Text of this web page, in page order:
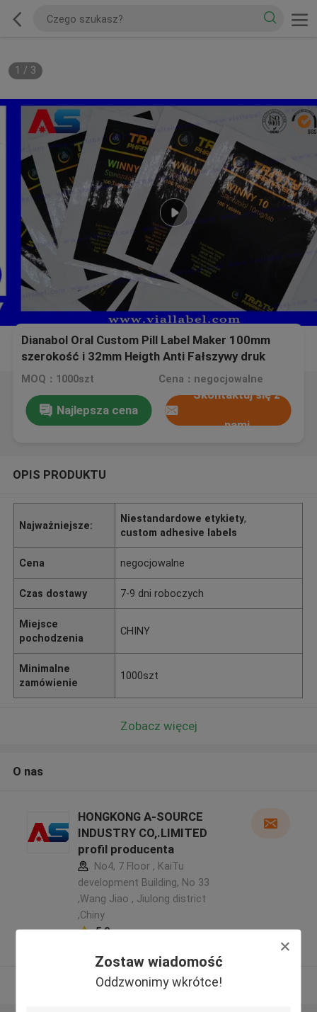
Zostaw wiadomość
Oddzwonimy wkrótce!
1 / 3
Dianabol Oral Custom Pill Label Maker 100mm
szerokość i 32mm Heigth Anti Fałszywy druk
wodoodporny
MOQ：1000szt Cena：negocjowalne
Najlepsza cena
Skontaktuj się z
nami
OPIS PRODUKTU
Najważniejsze:
Niestandardowe etykiety,
custom adhesive labels
Cena negocjowalne
Czas dostawy 7-9 dni roboczych
Miejsce
pochodzenia
CHINY
Minimalne
zamówienie
1000szt
Zobacz więcej
O nas
HONGKONG A-SOURCE
INDUSTRY CO,.LIMITED
profil producenta
No4, 7 Floor , KaiTu
development Building, No 33
,Wang Jiao , Jiulong district
,Chiny
5.0
Zobacz więcej